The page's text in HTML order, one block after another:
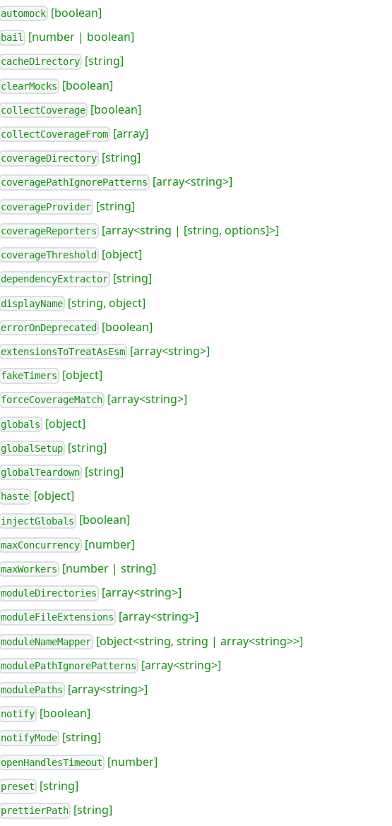
automock [boolean]
bail [number | boolean]
cacheDirectory [string]
clearMocks [boolean]
collectCoverage [boolean]
collectCoverageFrom [array]
coverageDirectory [string]
coveragePathIgnorePatterns [array<string>]
coverageProvider [string]
coverageReporters [array<string | [string, options]>]
coverageThreshold [object]
dependencyExtractor [string]
displayName [string, object]
errorOnDeprecated [boolean]
extensionsToTreatAsEsm [array<string>]
fakeTimers [object]
forceCoverageMatch [array<string>]
globals [object]
globalSetup [string]
globalTeardown [string]
haste [object]
injectGlobals [boolean]
maxConcurrency [number]
maxWorkers [number | string]
moduleDirectories [array<string>]
moduleFileExtensions [array<string>]
moduleNameMapper [object<string, string | array<string>>]
modulePathIgnorePatterns [array<string>]
modulePaths [array<string>]
notify [boolean]
notifyMode [string]
openHandlesTimeout [number]
preset [string]
prettierPath [string]